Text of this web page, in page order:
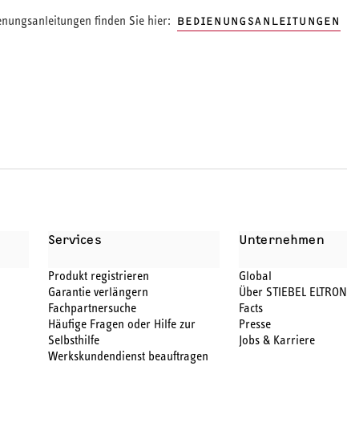
finden Sie hier: BEDIENUNGSANLEITUNGEN
Services
Produkt registrieren
Garantie verlängern
Fachpartnersuche
Häufige Fragen oder Hilfe zur
Selbsthilfe
Werkskundendienst beauftragen
Unternehmen
Global
Über STIEBEL ELTRON
Facts
Presse
Jobs & Karriere